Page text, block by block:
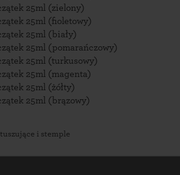
25ml (zielony)
25ml (fioletowy)
25ml (biały)
25ml (pomarańczowy)
25ml (turkusowy)
25ml (magenta)
25ml (żółty)
25ml (brązowy)
i stemple